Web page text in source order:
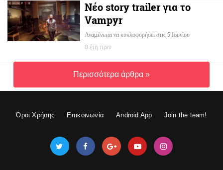
Νέο story trailer για το
Vampyr
Αναμένεται να κυκλοφορήσει στις 5 Ιουνίου
8 έτη πριν
Περισσότερα άρθρα »
Όροι Χρήσης Επικοινωνία Android App Join the team!